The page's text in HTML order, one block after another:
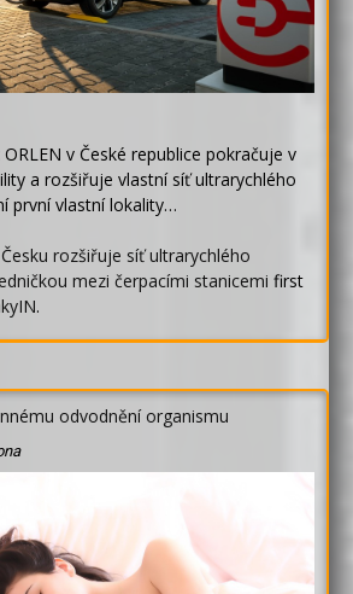
v České republice pokračuje v
a rozšiřuje vlastní síť ultrarychlého
první vlastní lokality…
rozšiřuje síť ultrarychlého
mezi čerpacími stanicemi first
.
odvodnění organismu